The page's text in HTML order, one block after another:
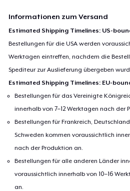
Informationen zum Versand
Estimated Shipping Timelines: US-
Bestellungen für die USA werden
Werktagen eintreffen, nachdem die
Spediteur zur Auslieferung übergeben
Estimated Shipping Timelines: EU-
Bestellungen für das Vereinigte
innerhalb von 7–12 Werktagen nach der
Bestellungen für Frankreich,
Schweden kommen voraussichtlich
nach der Produktion an.
Bestellungen für alle anderen Länder
voraussichtlich innerhalb von 10–16
an.